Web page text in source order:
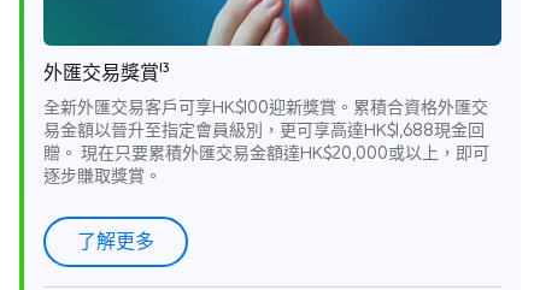
外匯交易獎賞13
全新外匯交易客戶可享HK$100迎新獎賞。累積合資格外匯交
易金額以晉升至指定會員級別，更可享高達HK$1,688現金回
贈。 現在只要累積外匯交易金額達HK$20,000或以上，即可
逐步賺取獎賞。
了解更多